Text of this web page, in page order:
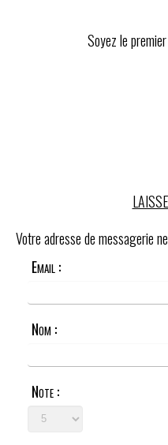
Soyez le
Votre adresse de messagerie
Email :
Nom :
Note :